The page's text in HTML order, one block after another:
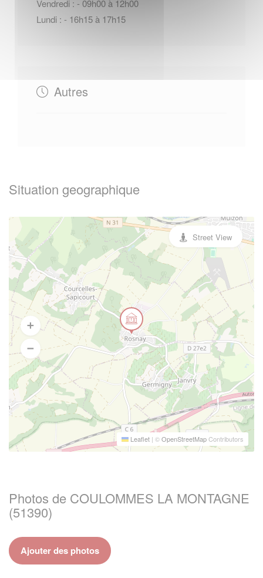
Vendredi : - 09h00 à 12h00
Lundi : - 16h15 à 17h15
Autres
Situation geographique
Leaflet | ©OpenStreetMapContributors
Street View
Photos de COULOMMES LA MONTAGNE
(51390)
Ajouter des photos